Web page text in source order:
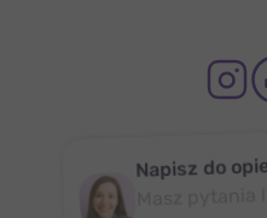
Napisz do